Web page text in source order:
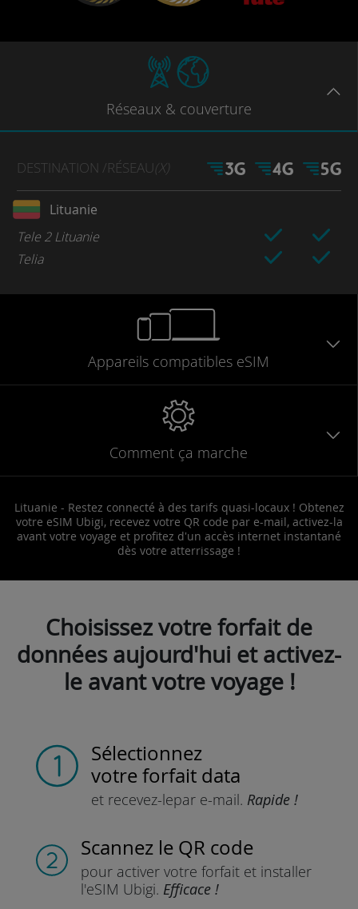
Réseaux & couverture
DESTINATION /RÉSEAU(X)
Lituanie
Tele 2 Lituanie
Telia
Appareils compatibles eSIM
Comment ça marche
Lituanie - Restez connecté à des tarifs quasi-locaux ! Obtenez
votre eSIM Ubigi, recevez votre QR code par e-mail, activez-la
avant votre voyage et profitez d'un accès internet instantané
dès votre atterrissage !
Choisissez votre forfait de
données aujourd'hui et activez-
le avant votre voyage !
Sélectionnez
votre forfait data
et recevez-lepar e-mail. Rapide !
Scannez le QR code
pour activer votre forfaitet installer
l'eSIM Ubigi. Efficace !